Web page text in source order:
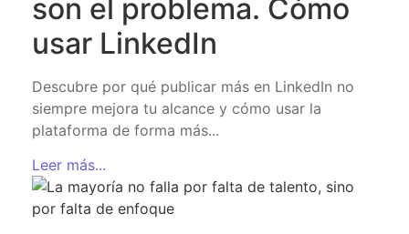
son el problema. Cómo
usar LinkedIn
Descubre por qué publicar más en LinkedIn no
siempre mejora tu alcance y cómo usar la
plataforma de forma más...
Leer más...